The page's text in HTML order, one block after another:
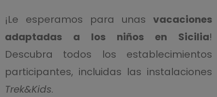
¡Le esperamos para unasvacaciones
adaptadas a los niños en Sicilia!
Descubra todos los establecimientos
participantes, incluidas las instalaciones
Trek&Kids.